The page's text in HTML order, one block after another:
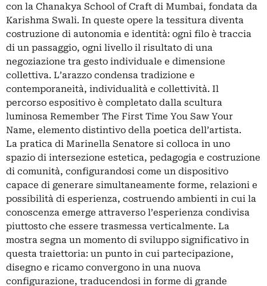
con la Chanakya School of Craft di Mumbai, fondata da
Karishma Swali. In queste opere la tessitura diventa
costruzione di autonomia e identità: ogni filo è traccia
di un passaggio, ogni livello il risultato di una
negoziazione tra gesto individuale e dimensione
collettiva. L’arazzo condensa tradizione e
contemporaneità, individualità e collettività. Il
percorso espositivo è completato dalla scultura
luminosa Remember The First Time You Saw Your
Name, elemento distintivo della poetica dell’artista.
La pratica di Marinella Senatore si colloca in uno
spazio di intersezione estetica, pedagogia e costruzione
di comunità, configurandosi come un dispositivo
capace di generare simultaneamente forme, relazioni e
possibilità di esperienza, costruendo ambienti in cui la
conoscenza emerge attraverso l’esperienza condivisa
piuttosto che essere trasmessa verticalmente. La
mostra segna un momento di sviluppo significativo in
questa traiettoria: un punto in cui partecipazione,
disegno e ricamo convergono in una nuova
configurazione, traducendosi in forme di grande